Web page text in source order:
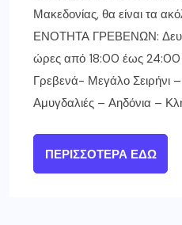
Μακεδονίας, θα είναι τα
ΕΝΟΤΗΤΑ ΓΡΕΒΕΝΩΝ:
ώρες από 18:00 έως
Γρεβενά- Μεγάλο Σειρήνι
Αμυγδαλιές – Αηδόνια –
ΠΕΡΙΣΣΌΤΕΡΑ ΕΔΏ